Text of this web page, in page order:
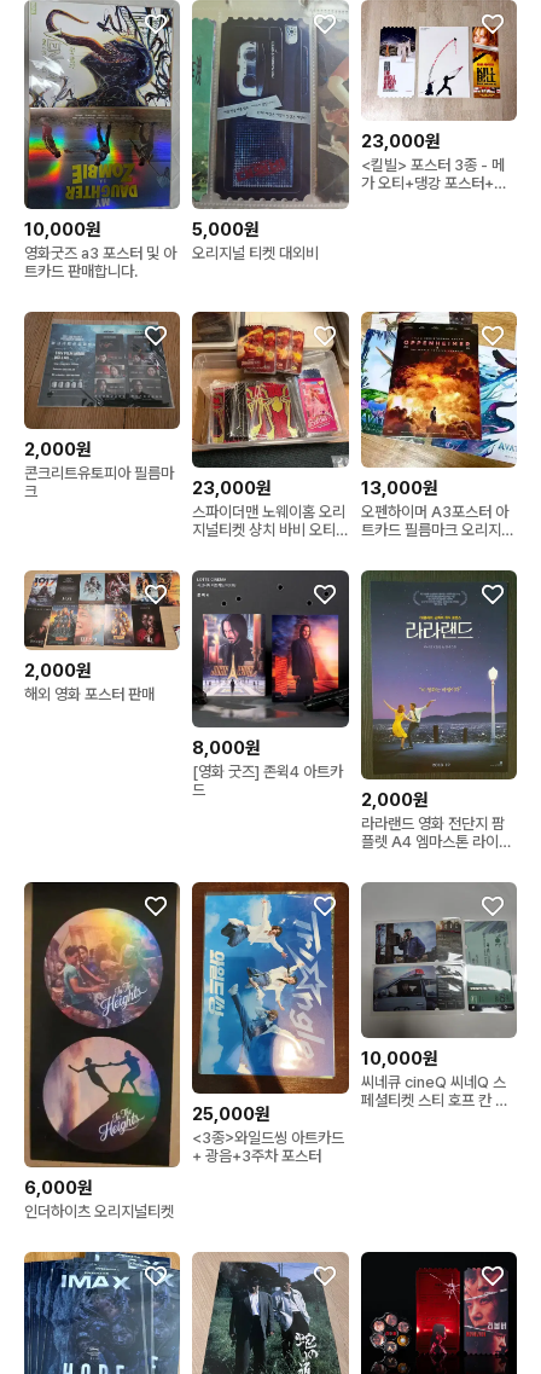
10,000원
영화굿즈 a3 포스터 및 아
트카드 판매합니다.
5,000원
오리지널 티켓 대외비
23,000원
<킬빌> 포스터 3종 - 메
가 오티+댕강 포스터+원
2,000원
콘크리트유토피아 필름마
크
23,000원
스파이더맨 노웨이홈 오리
지널티켓 샹치 바비 오티
드
13,000원
오펜하이머 A3포스터 아
트카드 필름마크 오리지널
영화 인셉션 뱃지 덩케르
크 테넷 대국전 포스터
2,000원
해외 영화 포스터 판매
8,000원
[영화 굿즈] 존윅4 아트카
드
2,000원
라라랜드 영화 전단지 팜
플렛 A4 엠마스톤 라이언
6,000원
인더하이츠 오리지널티켓
25,000원
<3종>와일드씽 아트카드
+ 광음+3주차 포스터
10,000원
씨네큐 cineQ 씨네Q 스
페셜티켓 스티 호프 칸 버